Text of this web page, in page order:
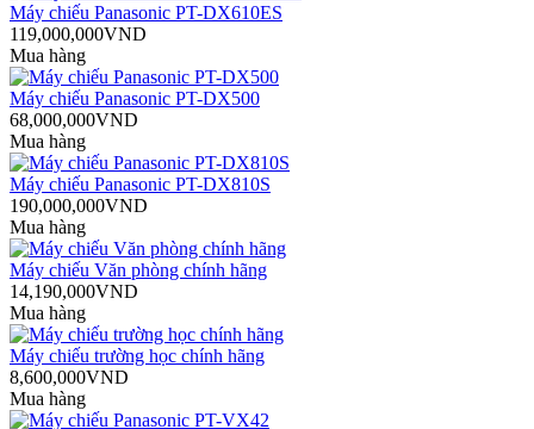
Máy chiếu Panasonic PT-DX610ES
119,000,000VND
Mua hàng
Máy chiếu Panasonic PT-DX500
68,000,000VND
Mua hàng
Máy chiếu Panasonic PT-DX810S
190,000,000VND
Mua hàng
Máy chiếu Văn phòng chính hãng
14,190,000VND
Mua hàng
Máy chiếu trường học chính hãng
8,600,000VND
Mua hàng